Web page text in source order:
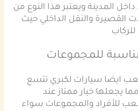
المدينة ويعتبر هذا النوع من
القصيرة والنقل الداخلي حيث
للمجموعات
ايضا سيارات لكبري تتسع
يجعلها خيار ممتاز عند
للأفراد والمجموعات سواء